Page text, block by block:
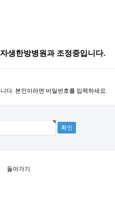
생한방병원과 조정중입니다.
다. 본인이라면 비밀번호를 입력하세요.
돌아가기